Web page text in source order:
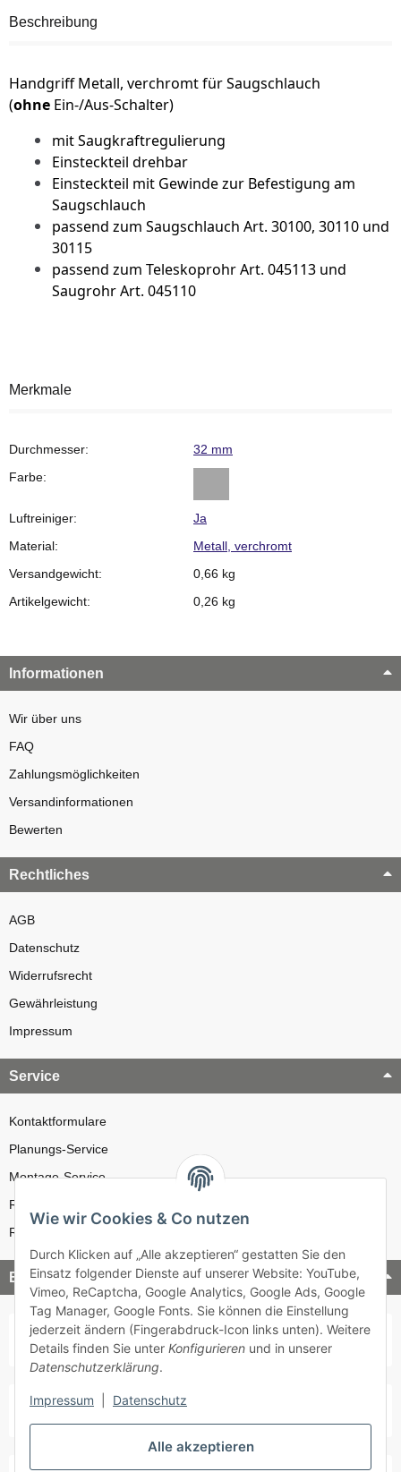
Beschreibung
Handgriff Metall, verchromt für Saugschlauch
(ohne Ein-/Aus-Schalter)
mit Saugkraftregulierung
Einsteckteil drehbar
Einsteckteil mit Gewinde zur Befestigung am
Saugschlauch
passend zum Saugschlauch Art. 30100, 30110 und
30115
passend zum Teleskoprohr Art. 045113 und
Saugrohr Art. 045110
Merkmale
Durchmesser:
32 mm
Farbe:
Luftreiniger:
Ja
Material:
Metall, verchromt
Versandgewicht:
0,66 kg
Artikelgewicht:
0,26 kg
Informationen
Wir über uns
FAQ
Zahlungsmöglichkeiten
Versandinformationen
Bewerten
Rechtliches
AGB
Datenschutz
Widerrufsrecht
Gewährleistung
Impressum
Service
Kontaktformulare
Planungs-Service
Montage-Service
Reparatur-Service
Retouren-Service
Bezahlung & Versand
Alle akzeptieren
Wie wir Cookies & Co nutzen
Durch Klicken auf „Alle akzeptieren“ gestatten Sie den
Einsatz folgender Dienste auf unserer Website: YouTube,
Vimeo, ReCaptcha, Google Analytics, Google Ads, Google
Tag Manager, Google Fonts. Sie können die Einstellung
jederzeit ändern (Fingerabdruck-Icon links unten). Weitere
Details finden Sie unter Konfigurieren und in unserer
Datenschutzerklärung.
Impressum Datenschutz